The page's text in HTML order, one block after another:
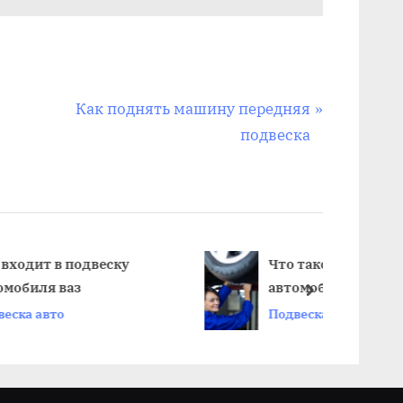
N
P
s
t
Как поднять машину передняя
подвеска
Что такое высота подвески
автомобиля
Подвеска авто
next